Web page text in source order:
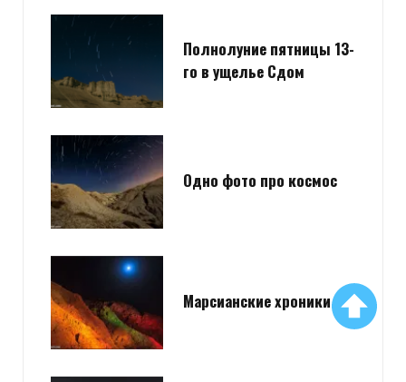
Полнолуние пятницы 13-
го в ущелье Сдом
Одно фото про космос
Марсианские хроники